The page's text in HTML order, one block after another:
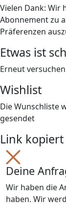
Vielen Dank: Wir
Abonnement zu
Präferenzen
Etwas ist
Erneut versuchen
Wishlist
Die Wunschliste
gesendet
Link kopiert
Deine
Wir haben die
haben. Wir